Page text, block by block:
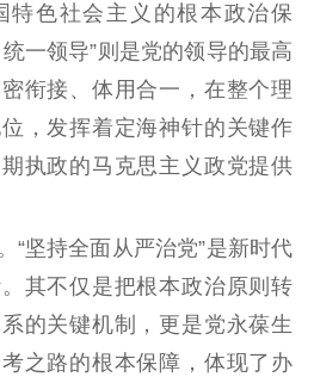
特色社会主义的根本政治保
一领导”则是党的领导的最高
衔接、体用合一，在整个理
，发挥着定海神针的关键作
执政的马克思主义政党提供
持全面从严治党”是新时代
其不仅是把根本政治原则转
的关键机制，更是党永葆生
之路的根本保障，体现了办